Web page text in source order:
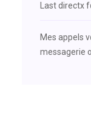
Last directx
Mes appels
messagerie